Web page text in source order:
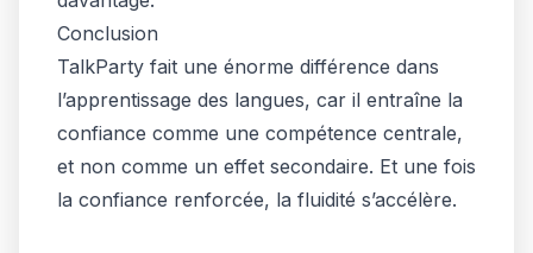
Conclusion
TalkParty fait une énorme différence dans
l’apprentissage des langues, car il entraîne la
confiance comme une compétence centrale,
et non comme un effet secondaire. Et une fois
la confiance renforcée, la fluidité s’accélère.